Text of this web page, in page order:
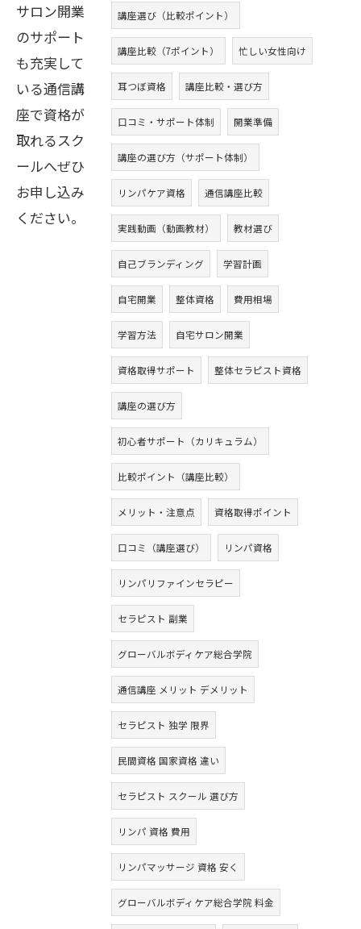
講座選び（比較ポイント）
講座比較（7ポイント） 忙しい女性向け
耳つぼ資格 講座比較・選び方
口コミ・サポート体制 開業準備
講座の選び方（サポート体制）
リンパケア資格 通信講座比較
実践動画（動画教材） 教材選び
自己ブランディング 学習計画
自宅開業 整体資格 費用相場
学習方法 自宅サロン開業
資格取得サポート 整体セラピスト資格
講座の選び方
初心者サポート（カリキュラム）
比較ポイント（講座比較）
メリット・注意点 資格取得ポイント
口コミ（講座選び） リンパ資格
リンパリファインセラピー
セラピスト 副業
グローバルボディケア総合学院
通信講座 メリット デメリット
セラピスト 独学 限界
民間資格 国家資格 違い
セラピスト スクール 選び方
リンパ 資格 費用
リンパマッサージ 資格 安く
グローバルボディケア総合学院 料金
サロン開業
のサポート
も充実して
いる通信講
座で資格が
取れるスク
ールへぜひ
お申し込み
ください。